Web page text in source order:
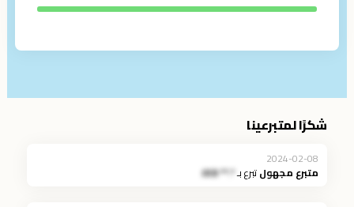
شكرًا لمتبرعينا
2024-02-08
متبرع مجهولتبرع بـ*.** JOD